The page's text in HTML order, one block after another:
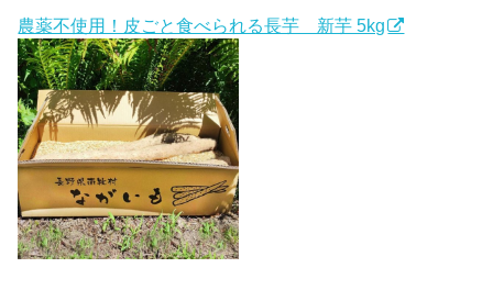
農薬不使用！皮ごと食べられる長芋 新芋 5kg